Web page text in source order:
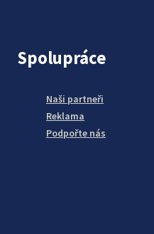
Spolupráce
Naši partneři
Reklama
Podpořte nás